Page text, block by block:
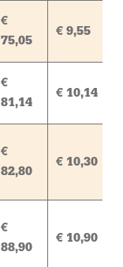
€
75,05
€ 9,55
€
81,14
€ 10,14
€
82,80
€ 10,30
€
88,90
€ 10,90